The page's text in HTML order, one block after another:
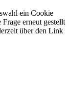
ein Cookie
erneut gestellt
über den Link